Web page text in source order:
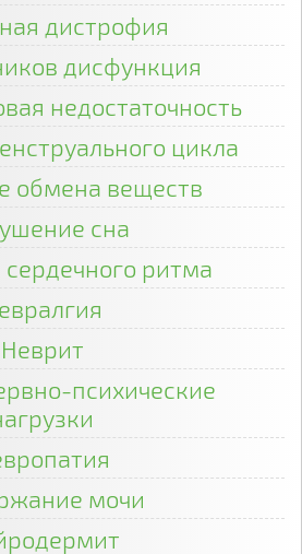
дистрофия
дисфункция
недостаточность
цикла
обмена веществ
сна
ритма
Неврит
психические
мочи